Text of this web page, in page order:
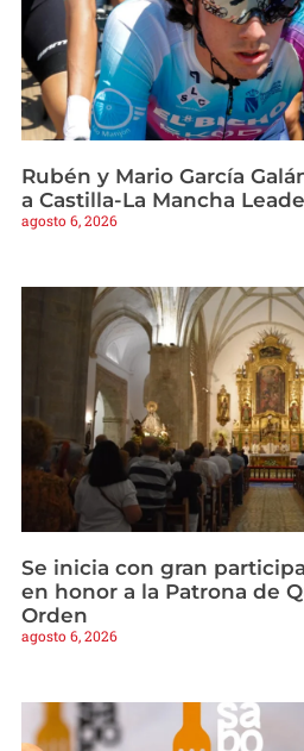
Rubén y Mario García
a Castilla-La Mancha
agosto 6, 2026
Se inicia con gran
en honor a la Patrona de
Orden
agosto 6, 2026